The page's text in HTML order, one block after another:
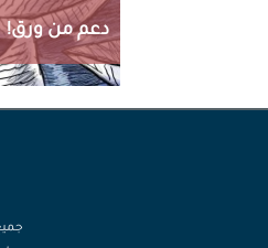
دعم من ورق!